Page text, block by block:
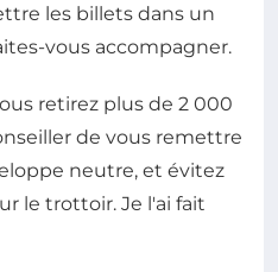
les billets dans un
vous accompagner.
retirez plus de 2 000
de vous remettre
neutre, et évitez
le trottoir. Je l'ai fait